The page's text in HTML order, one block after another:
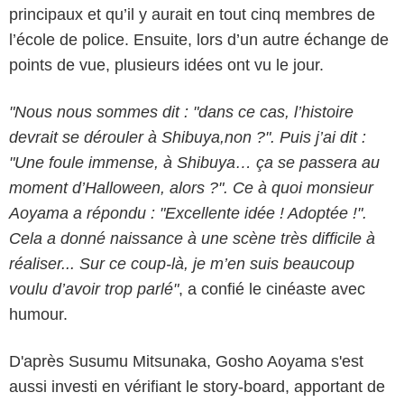
principaux et qu’il y aurait en tout cinq membres de
l’école de police. Ensuite, lors d’un autre échange de
points de vue, plusieurs idées ont vu le jour.
"Nous nous sommes dit : "dans ce cas, l’histoire
devrait se dérouler à Shibuya,non ?". Puis j’ai dit :
"Une foule immense, à Shibuya… ça se passera au
moment d’Halloween, alors ?". Ce à quoi monsieur
Aoyama a répondu : "Excellente idée ! Adoptée !".
Cela a donné naissance à une scène très difficile à
réaliser... Sur ce coup-là, je m’en suis beaucoup
voulu d’avoir trop parlé", a confié le cinéaste avec
humour.
D'après Susumu Mitsunaka, Gosho Aoyama s'est
aussi investi en vérifiant le story-board, apportant de